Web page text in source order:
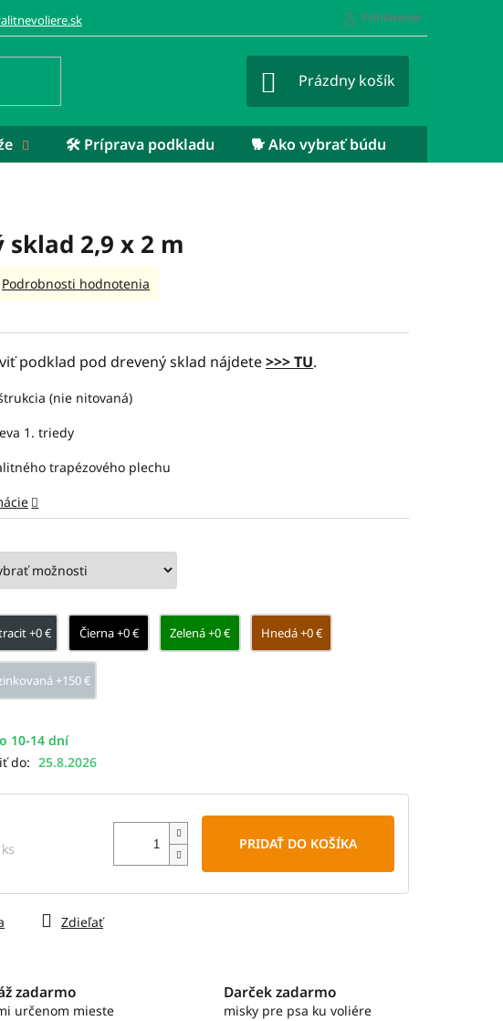
Prihlásenie
NÁKUPNÝ
Prázdny košík
🛠️ Príprava podkladu 🐕 Ako vybrať búdu
sklad 2,9 x 2 m
+0 € Čierna +0 € Zelená +0 € Hnedá +0 €
+150 €
10-14 dní
do: 25.8.2026
PRIDAŤ DO KOŠÍKA
podklad pod drevený sklad nájdete>>> TU.
(nie nitovaná)
1. triedy
trapézového plechu
Zdieľať
Podrobnosti hodnotenia
zadarmo
určenom mieste
Darček zadarmo
misky pre psa ku voliére